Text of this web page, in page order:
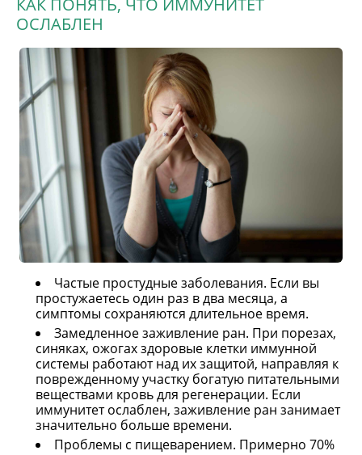
КАК ПОНЯТЬ, ЧТО ИММУНИТЕТ
ОСЛАБЛЕН
Частые простудные заболевания. Если вы
простужаетесь один раз в два месяца, а
симптомы сохраняются длительное время.
Замедленное заживление ран. При порезах,
синяках, ожогах здоровые клетки иммунной
системы работают над их защитой, направляя к
поврежденному участку богатую питательными
веществами кровь для регенерации. Если
иммунитет ослаблен, заживление ран занимает
значительно больше времени.
Проблемы с пищеварением. Примерно 70%